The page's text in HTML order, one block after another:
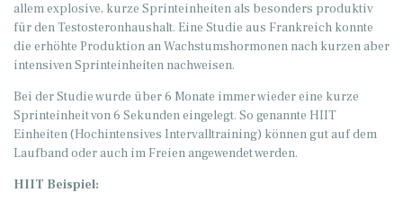
allem explosive, kurze Sprinteinheiten als besonders produktiv
für den Testosteronhaushalt. Eine Studie aus Frankreich konnte
die erhöhte Produktion an Wachstumshormonen nach kurzen aber
intensiven Sprinteinheiten nachweisen.
Bei der Studie wurde über 6 Monate immer wieder eine kurze
Sprinteinheit von 6 Sekunden eingelegt. So genannte HIIT
Einheiten (Hochintensives Intervalltraining) können gut auf dem
Laufband oder auch im Freien angewendet werden.
HIIT Beispiel: